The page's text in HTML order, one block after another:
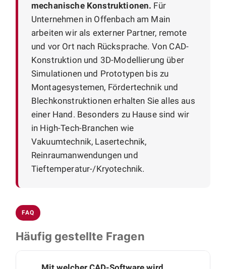
mechanische Konstruktionen. Für
Unternehmen in Offenbach am Main
arbeiten wir als externer Partner, remote
und vor Ort nach Rücksprache. Von CAD-
Konstruktion und 3D-Modellierung über
Simulationen und Prototypen bis zu
Montagesystemen, Fördertechnik und
Blechkonstruktionen erhalten Sie alles aus
einer Hand. Besonders zu Hause sind wir
in High-Tech-Branchen wie
Vakuumtechnik, Lasertechnik,
Reinraumanwendungen und
Tieftemperatur-/Kryotechnik.
FAQ
Häufig gestellte Fragen